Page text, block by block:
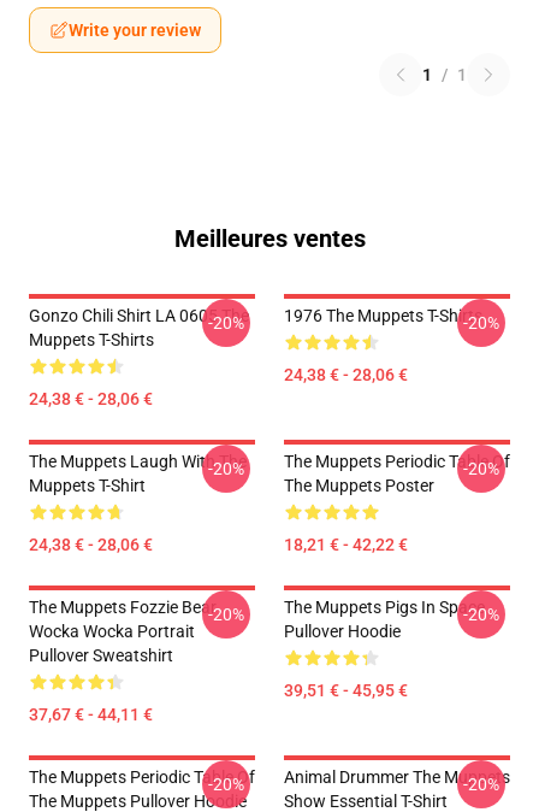
Write your review
1 / 1
Meilleures ventes
Gonzo Chili Shirt LA 0605 The
Muppets T-Shirts
24,38 € - 28,06 €
-20% 1976 The Muppets T-Shirts
24,38 € - 28,06 €
-20%
The Muppets Laugh With The
Muppets T-Shirt
24,38 € - 28,06 €
-20%
The Muppets Periodic Table Of
The Muppets Poster
18,21 € - 42,22 €
-20%
The Muppets Fozzie Bear
Wocka Wocka Portrait
Pullover Sweatshirt
37,67 € - 44,11 €
-20%
The Muppets Pigs In Space
Pullover Hoodie
39,51 € - 45,95 €
-20%
The Muppets Periodic Table Of
The Muppets Pullover Hoodie
-20%
Animal Drummer The Muppets
Show Essential T-Shirt
-20%